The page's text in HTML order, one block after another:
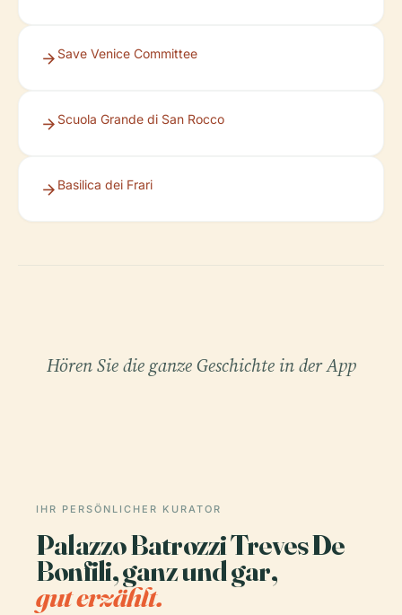
Save Venice Committee
Scuola Grande di San Rocco
Basilica dei Frari
Hören Sie die ganze Geschichte in der App
IHR PERSÖNLICHER KURATOR
Palazzo Batrozzi Treves De
Bonfili, ganz und gar,
gut erzählt.